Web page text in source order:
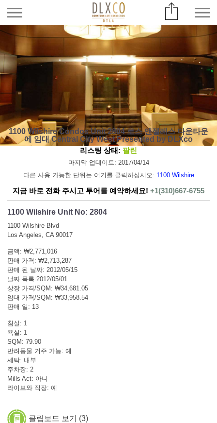
1100 Wilshire Condos Unit 2804 로스 앤젤레스 다운타운
에 임대 Central City West Presented by DLXco
리스팅 상태: 팔린
마지막 업데이트: 2017/04/14
다른 사용 가능한 단위는 여기를 클릭하십시오: 1100 Wilshire
지금 바로 전화 주시고 투어를 예약하세요! +1(310)667-6755
1100 Wilshire Unit No: 2804
1100 Wilshire Blvd
Los Angeles, CA 90017
금액: ₩2,771,016
판매 가격: ₩2,713,287
판매 된 날짜: 2012/05/15
날짜 목록:2012/05/01
상장 가격/SQM: ₩34,681.05
임대 가격/SQM: ₩33,958.54
판매 일: 13
침실: 1
욕실: 1
SQM: 79.90
반려동물 거주 가능: 예
세탁: 내부
주차장: 2
Mills Act: 아니
라이브와 직장: 예
클립보드 보기 (3)